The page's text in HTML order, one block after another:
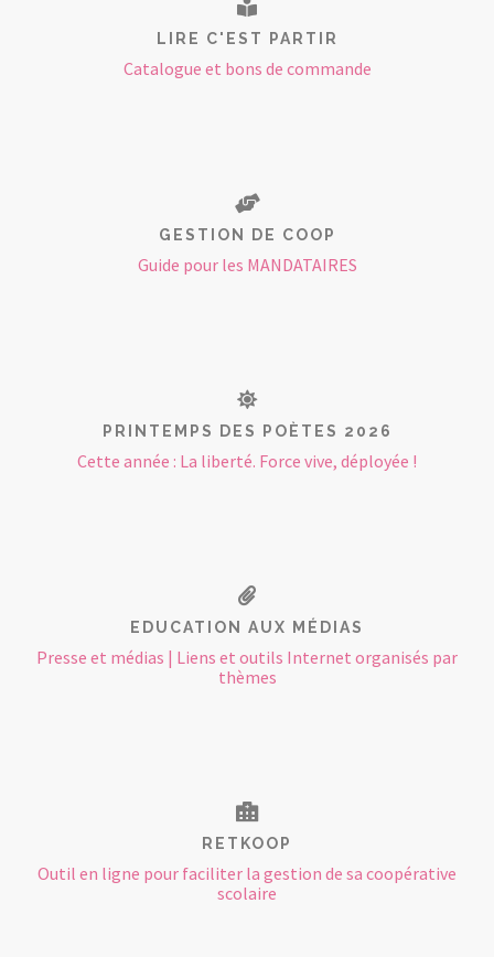
LIRE C'EST PARTIR
Catalogue et bons de commande
GESTION DE COOP
Guide pour les MANDATAIRES
PRINTEMPS DES POÈTES 2026
Cette année : La liberté. Force vive, déployée !
EDUCATION AUX MÉDIAS
Presse et médias | Liens et outils Internet organisés par
thèmes
RETKOOP
Outil en ligne pour faciliter la gestion de sa coopérative
scolaire